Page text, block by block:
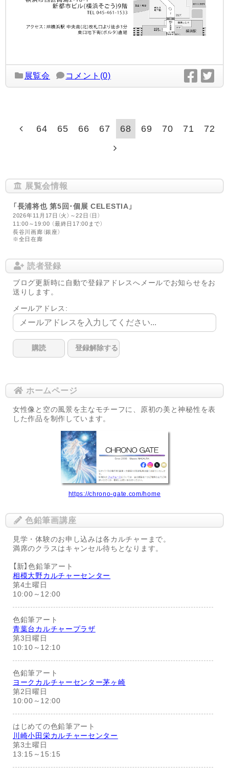
展覧会 コメント(0)
64 65 66 67 68 69 70 71 72
展覧会情報
「長浦将也 第5回･個展 CELESTIA」
2026年11月17日（火）～22日（日）
11:00～19:00 （最終日17:00まで）
長谷川画廊（銀座）
※全日在廊
読者登録
ブログ更新時に自動で登録アドレスへメールでお知らせをお
送りします。
メールアドレス:
ホームページ
女性像と空の風景を主なモチーフに、原初の美と神秘性を表
した作品を制作しています。
https://chrono-gate.com/home
色鉛筆画講座
見学・体験のお申し込みは各カルチャーまで。
満席のクラスはキャンセル待ちとなります。
【新】色鉛筆アート
相模大野カルチャーセンター
第4土曜日
10:00～12:00
色鉛筆アート
青葉台カルチャープラザ
第3日曜日
10:10～12:10
色鉛筆アート
ヨークカルチャーセンター茅ヶ崎
第2日曜日
10:00～12:00
はじめての色鉛筆アート
川崎小田栄カルチャーセンター
第3土曜日
13:15～15:15